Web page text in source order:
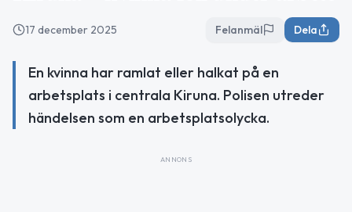
17 december 2025 Felanmäl Dela
En kvinna har ramlat eller halkat på en
arbetsplats i centrala Kiruna. Polisen utreder
händelsen som en arbetsplatsolycka.
ANNONS